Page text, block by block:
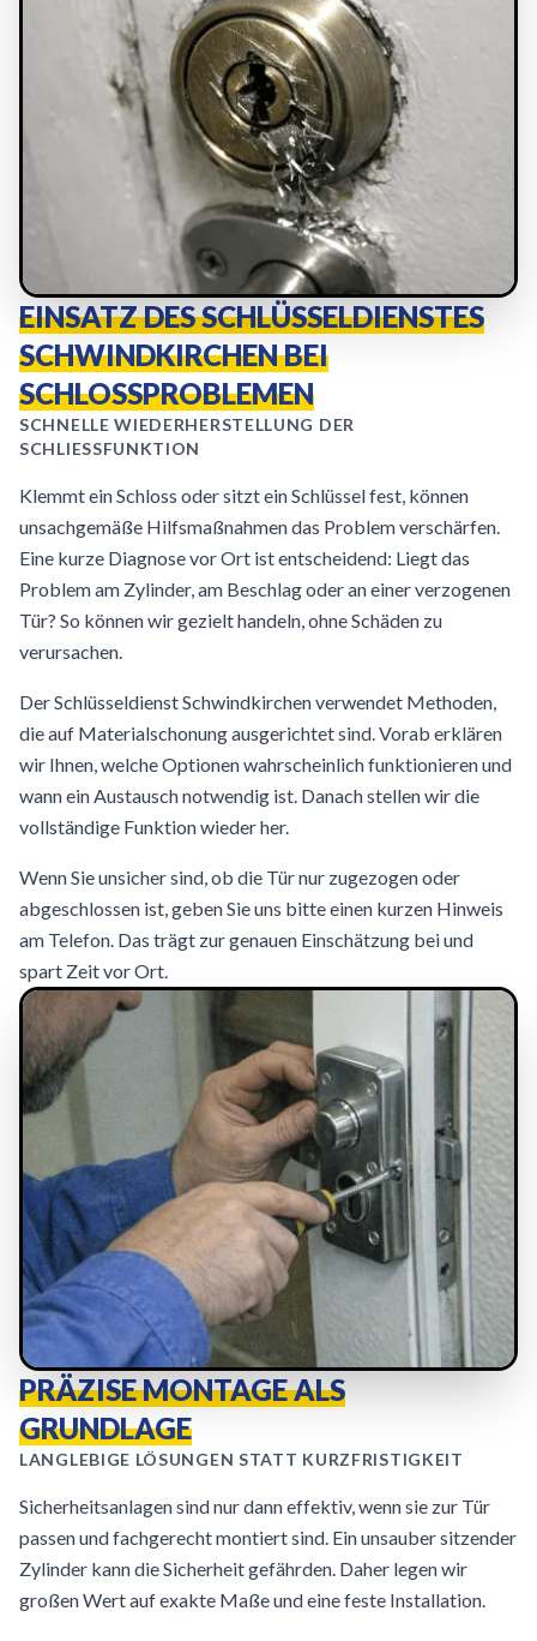
EINSATZ DES SCHLÜSSELDIENSTES
SCHWINDKIRCHEN BEI
SCHLOSSPROBLEMEN
SCHNELLE WIEDERHERSTELLUNG DER
SCHLIESSFUNKTION
Klemmt ein Schloss oder sitzt ein Schlüssel fest, können
unsachgemäße Hilfsmaßnahmen das Problem verschärfen.
Eine kurze Diagnose vor Ort ist entscheidend: Liegt das
Problem am Zylinder, am Beschlag oder an einer verzogenen
Tür? So können wir gezielt handeln, ohne Schäden zu
verursachen.
Der Schlüsseldienst Schwindkirchen verwendet Methoden,
die auf Materialschonung ausgerichtet sind. Vorab erklären
wir Ihnen, welche Optionen wahrscheinlich funktionieren und
wann ein Austausch notwendig ist. Danach stellen wir die
vollständige Funktion wieder her.
Wenn Sie unsicher sind, ob die Tür nur zugezogen oder
abgeschlossen ist, geben Sie uns bitte einen kurzen Hinweis
am Telefon. Das trägt zur genauen Einschätzung bei und
spart Zeit vor Ort.
PRÄZISE MONTAGE ALS
GRUNDLAGE
LANGLEBIGE LÖSUNGEN STATT KURZFRISTIGKEIT
Sicherheitsanlagen sind nur dann effektiv, wenn sie zur Tür
passen und fachgerecht montiert sind. Ein unsauber sitzender
Zylinder kann die Sicherheit gefährden. Daher legen wir
großen Wert auf exakte Maße und eine feste Installation.